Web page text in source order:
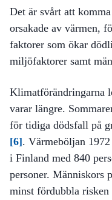
Det är svårt att
orsakade av värmen,
faktorer som ökar
miljöfaktorer samt
Klimatförändringarna
varar längre.
för tidiga dödsfall på
[6]. Värmeböljan
i Finland med 840
personer. Människors
minst fördubbla